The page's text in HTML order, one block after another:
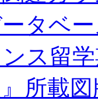
タベ
ス留
』所載